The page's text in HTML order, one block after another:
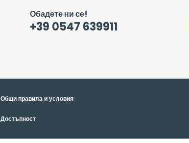
Обадете ни се!
+39 0547 639911
Общи правила и условия
Достъпност